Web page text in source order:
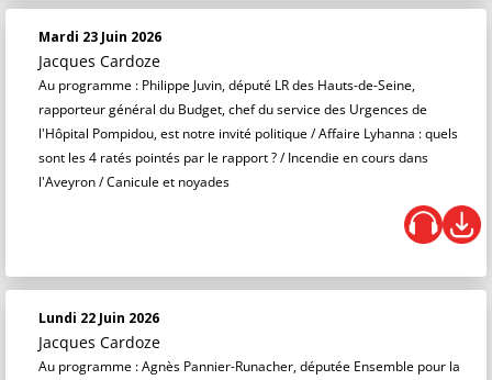
Mardi 23 Juin 2026
Jacques Cardoze
Au programme : Philippe Juvin, député LR des Hauts-de-Seine,
rapporteur général du Budget, chef du service des Urgences de
l'Hôpital Pompidou, est notre invité politique / Affaire Lyhanna : quels
sont les 4 ratés pointés par le rapport ? / Incendie en cours dans
l'Aveyron / Canicule et noyades
Lundi 22 Juin 2026
Jacques Cardoze
Au programme : Agnès Pannier-Runacher, députée Ensemble pour la